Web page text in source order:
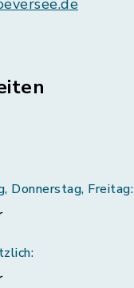
Donnerstag, Freitag: